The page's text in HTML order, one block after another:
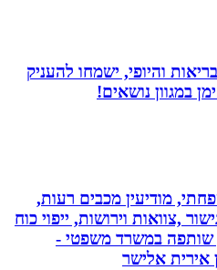
והיופי, ישמחו להעניק
נושאים!
מודיעין מכבים רעות,
,צוואות וירושות, ייפוי כוח
במשרד משפטי -
אלישר